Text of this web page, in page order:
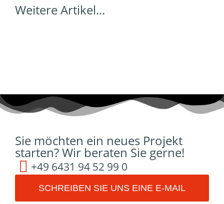
Weitere Artikel...
Sie möchten ein neues Projekt
starten? Wir beraten Sie gerne!
+49 6431 94 52 99 0
SCHREIBEN SIE UNS EINE E-MAIL